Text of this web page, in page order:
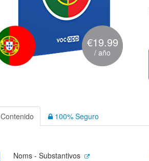
€19.99
/ año
Contenido 100% Seguro
Noms - Substantivos